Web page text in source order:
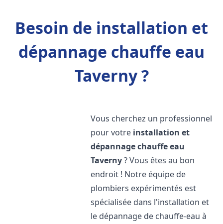
Besoin de installation et
dépannage chauffe eau
Taverny ?
Vous cherchez un professionnel
pour votre installation et
dépannage chauffe eau
Taverny? Vous êtes au bon
endroit ! Notre équipe de
plombiers expérimentés est
spécialisée dans l'installation et
le dépannage de chauffe-eau à